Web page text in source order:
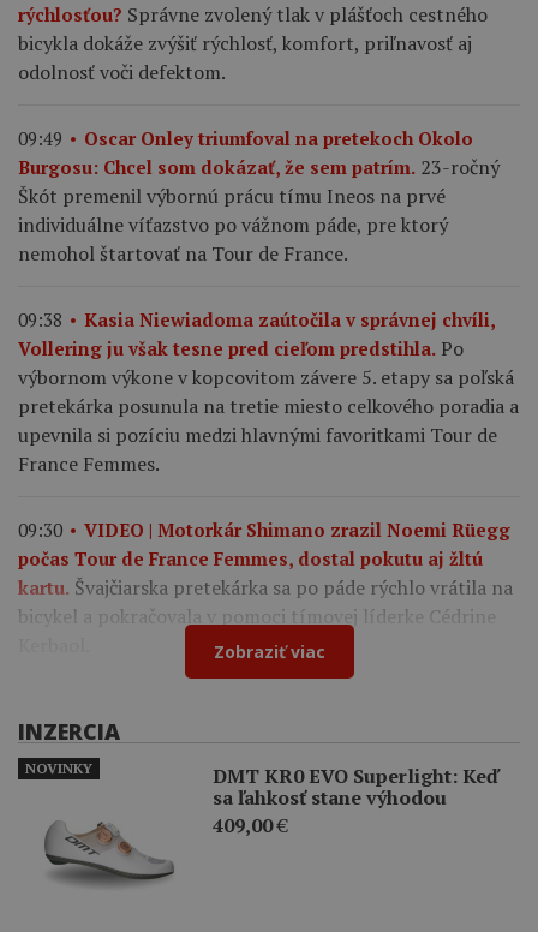
rýchlosťou? Správne zvolený tlak v plášťoch cestného
bicykla dokáže zvýšiť rýchlosť, komfort, priľnavosť aj
odolnosť voči defektom.
09:49
Oscar Onley triumfoval na pretekoch Okolo
Burgosu: Chcel som dokázať, že sem patrím. 23-ročný
Škót premenil výbornú prácu tímu Ineos na prvé
individuálne víťazstvo po vážnom páde, pre ktorý
nemohol štartovať na Tour de France.
09:38
Kasia Niewiadoma zaútočila v správnej chvíli,
Vollering ju však tesne pred cieľom predstihla. Po
výbornom výkone v kopcovitom závere 5. etapy sa poľská
pretekárka posunula na tretie miesto celkového poradia a
upevnila si pozíciu medzi hlavnými favoritkami Tour de
France Femmes.
09:30
VIDEO | Motorkár Shimano zrazil Noemi Rüegg
počas Tour de France Femmes, dostal pokutu aj žltú
kartu. Švajčiarska pretekárka sa po páde rýchlo vrátila na
bicykel a pokračovala v pomoci tímovej líderke Cédrine
Zobraziť viac
INZERCIA
DMT KR0 EVO Superlight: Keď
sa ľahkosť stane výhodou
409,00€
NOVINKY